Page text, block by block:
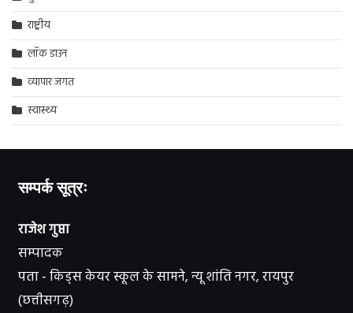
राष्ट्रीय
लॉक डाउन
व्यापार जगत
स्वास्थ्य
सम्पर्क सूत्रः
राजेश गुप्ता
सम्पादक
पता - किड्स केयर स्कूल के सामने, न्यू शांति नगर, रायपुर
(छत्तीसगढ़)